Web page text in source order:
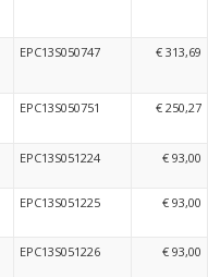
EPC13S050747 € 313,69
EPC13S050751 € 250,27
EPC13S051224 € 93,00
EPC13S051225 € 93,00
EPC13S051226 € 93,00